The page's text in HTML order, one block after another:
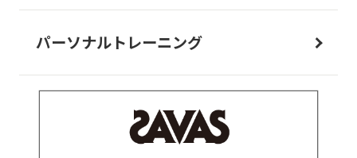
パーソナルトレーニング